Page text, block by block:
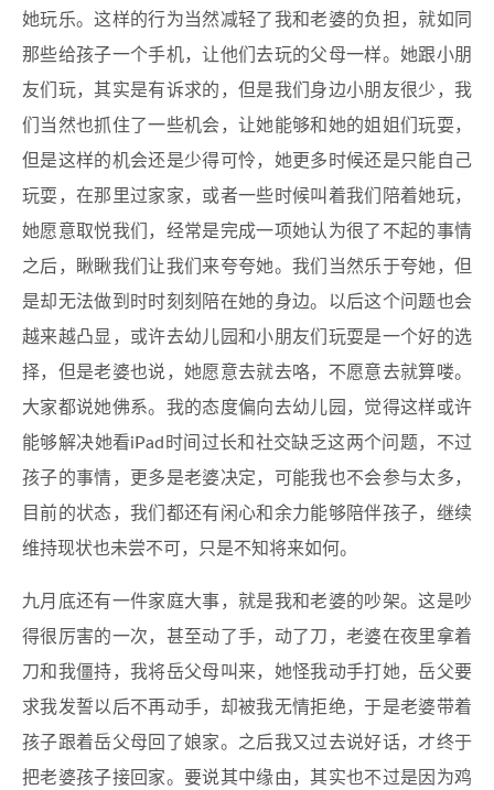
她玩乐。这样的行为当然减轻了我和老婆的负担，就如同
那些给孩子一个手机，让他们去玩的父母一样。她跟小朋
友们玩，其实是有诉求的，但是我们身边小朋友很少，我
们当然也抓住了一些机会，让她能够和她的姐姐们玩耍，
但是这样的机会还是少得可怜，她更多时候还是只能自己
玩耍，在那里过家家，或者一些时候叫着我们陪着她玩，
她愿意取悦我们，经常是完成一项她认为很了不起的事情
之后，瞅瞅我们让我们来夸夸她。我们当然乐于夸她，但
是却无法做到时时刻刻陪在她的身边。以后这个问题也会
越来越凸显，或许去幼儿园和小朋友们玩耍是一个好的选
择，但是老婆也说，她愿意去就去咯，不愿意去就算喽。
大家都说她佛系。我的态度偏向去幼儿园，觉得这样或许
能够解决她看iPad时间过长和社交缺乏这两个问题，不过
孩子的事情，更多是老婆决定，可能我也不会参与太多，
目前的状态，我们都还有闲心和余力能够陪伴孩子，继续
维持现状也未尝不可，只是不知将来如何。
九月底还有一件家庭大事，就是我和老婆的吵架。这是吵
得很厉害的一次，甚至动了手，动了刀，老婆在夜里拿着
刀和我僵持，我将岳父母叫来，她怪我动手打她，岳父要
求我发誓以后不再动手，却被我无情拒绝，于是老婆带着
孩子跟着岳父母回了娘家。之后我又过去说好话，才终于
把老婆孩子接回家。要说其中缘由，其实也不过是因为鸡